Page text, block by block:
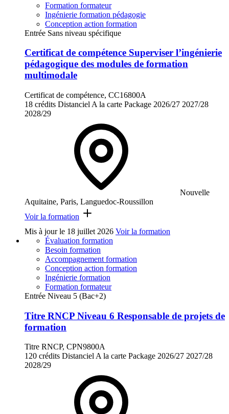
Formation formateur
Ingénierie formation pédagogie
Conception action formation
Entrée Sans niveau spécifique
Certificat de compétence Superviser l’ingénierie
pédagogique des modules de formation
multimodale
Certificat de compétence, CC16800A
18 crédits Distanciel A la carte Package 2026/27 2027/28
2028/29
Nouvelle
Aquitaine, Paris, Languedoc-Roussillon
Voir la formation
Mis à jour le 18 juillet 2026 Voir la formation
Évaluation formation
Besoin formation
Accompagnement formation
Conception action formation
Ingénierie formation
Formation formateur
Entrée Niveau 5 (Bac+2)
Titre RNCP Niveau 6 Responsable de projets de
formation
Titre RNCP, CPN9800A
120 crédits DistancielA la carte Package 2026/27 2027/28
2028/29